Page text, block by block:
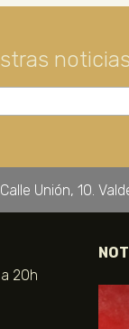
Calle Unión, 10.
20h